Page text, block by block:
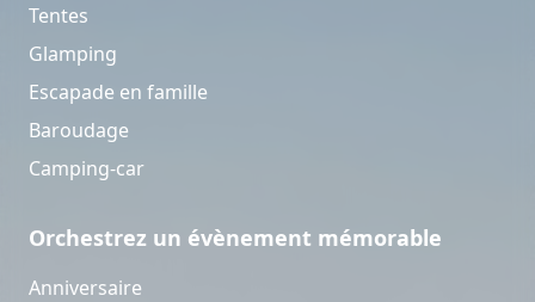
Tentes
Glamping
Escapade en famille
Baroudage
Camping-car
Orchestrez un évènement mémorable
Anniversaire